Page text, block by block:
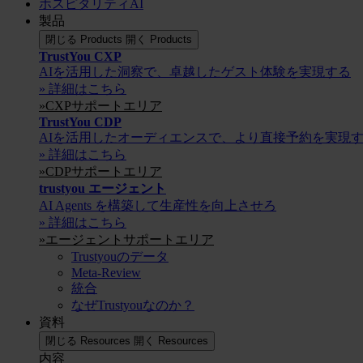
ホスピタリティAI
製品
閉じる Products 開く Products
TrustYou CXP
AIを活用した洞察で、卓越したゲスト体験を実現する
» 詳細はこちら
»CXPサポートエリア
TrustYou CDP
AIを活用したオーディエンスで、より直接予約を実現
» 詳細はこちら
»CDPサポートエリア
trustyou エージェント
AI Agents を構築して生産性を向上させろ
» 詳細はこちら
»エージェントサポートエリア
Trustyouのデータ
Meta-Review
統合
なぜTrustyouなのか？
資料
閉じる Resources 開く Resources
内容